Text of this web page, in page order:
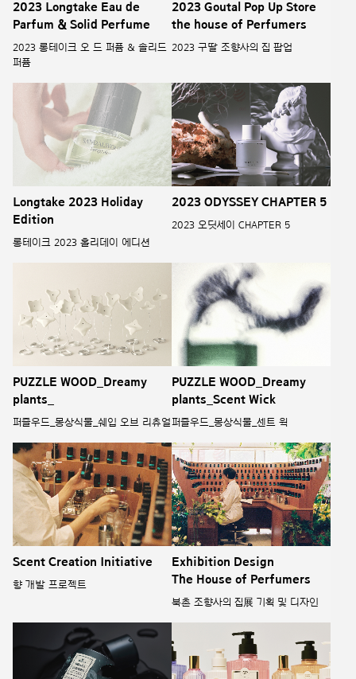
2023 Longtake Eau de
Parfum & Solid Perfume
2023 롱테이크 오 드 퍼퓸 & 솔리드
퍼퓸
2023 Goutal Pop Up Store
the house of Perfumers
2023 구딸 조향사의 집 팝업
Longtake 2023 Holiday
Edition
롱테이크 2023 홀리데이 에디션
2023 ODYSSEY CHAPTER 5
2023 오딧세이 CHAPTER 5
PUZZLE WOOD_Dreamy
plants_
퍼즐우드_몽상식물_쉐입 오브 리츄얼
PUZZLE WOOD_Dreamy
plants_Scent Wick
퍼즐우드_몽상식물_센트 윅
Scent Creation Initiative
향 개발 프로젝트
Exhibition Design
The House of Perfumers
북촌 조향사의 집展 기획 및 디자인